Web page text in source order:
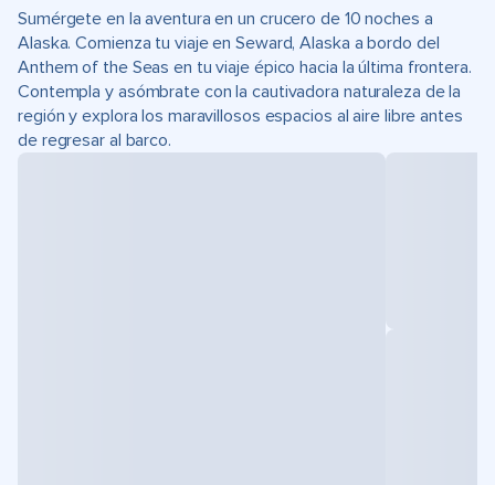
Sumérgete en la aventura en un crucero de 10 noches a
Alaska. Comienza tu viaje en Seward, Alaska a bordo del
Anthem of the Seas en tu viaje épico hacia la última frontera.
Contempla y asómbrate con la cautivadora naturaleza de la
región y explora los maravillosos espacios al aire libre antes
de regresar al barco.